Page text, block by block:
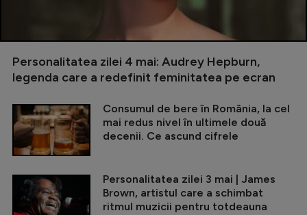
Personalitatea zilei 4 mai: Audrey Hepburn,
legenda care a redefinit feminitatea pe ecran
Consumul de bere în România, la cel
mai redus nivel în ultimele două
decenii. Ce ascund cifrele
Personalitatea zilei 3 mai | James
Brown, artistul care a schimbat
ritmul muzicii pentru totdeauna